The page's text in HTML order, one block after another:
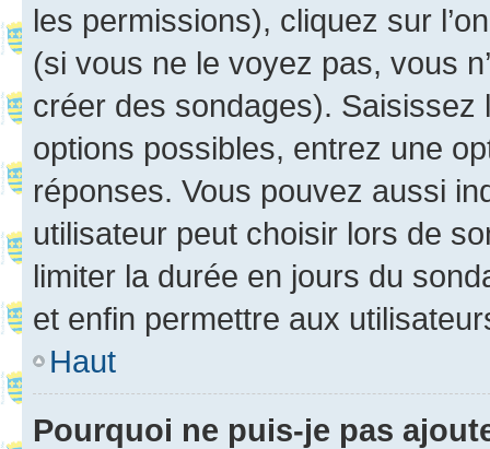
les permissions), cliquez sur
(si vous ne le voyez pas, vous
créer des sondages).
options possibles, entrez une
réponses. Vous pouvez aussi
utilisateur peut choisir lors de
limiter la durée en jours du
et enfin permettre aux
Haut
Pourquoi ne puis-je pas